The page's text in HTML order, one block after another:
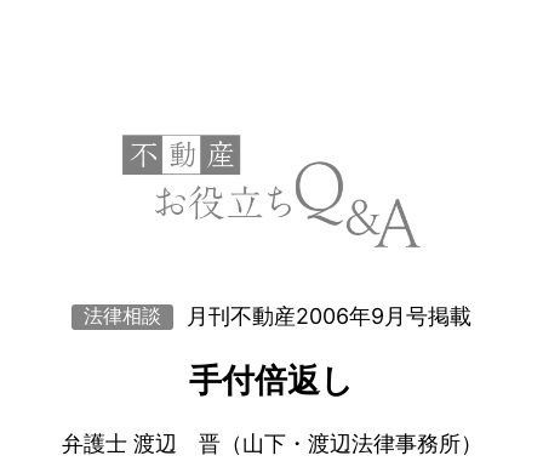
法律相談 月刊不動産2006年9月号掲載
手付倍返し
弁護士 渡辺 晋（山下・渡辺法律事務所）